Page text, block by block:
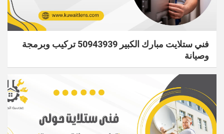
فني ستلايت مبارك الكبير 50943939 تركيب وبرمجة
وصيانة